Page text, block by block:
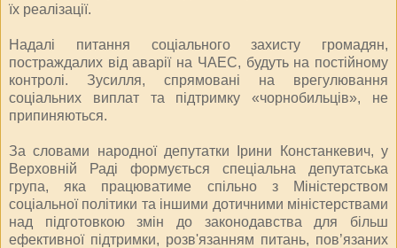
їх реалізації.
Надалі питання соціального захисту громадян,
постраждалих від аварії на ЧАЕС, будуть на постійному
контролі. Зусилля, спрямовані на врегулювання
соціальних виплат та підтримку «чорнобильців», не
припиняються.
За словами народної депутатки Ірини Констанкевич, у
Верховній Раді формується спеціальна депутатська
група, яка працюватиме спільно з Міністерством
соціальної політики та іншими дотичними міністерствами
над підготовкою змін до законодавства для більш
ефективної підтримки, розв'язанням питань, пов’язаних